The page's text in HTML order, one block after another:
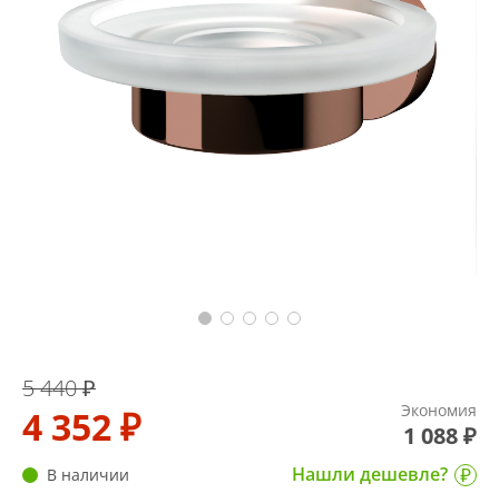
5 440 ₽
4 352 ₽ Экономия
1 088 ₽
В наличии
Нашли дешевле?